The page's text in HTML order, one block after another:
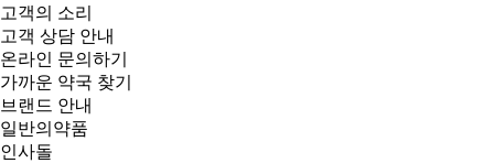
고객의 소리
고객 상담 안내
온라인 문의하기
가까운 약국 찾기
브랜드 안내
일반의약품
인사돌